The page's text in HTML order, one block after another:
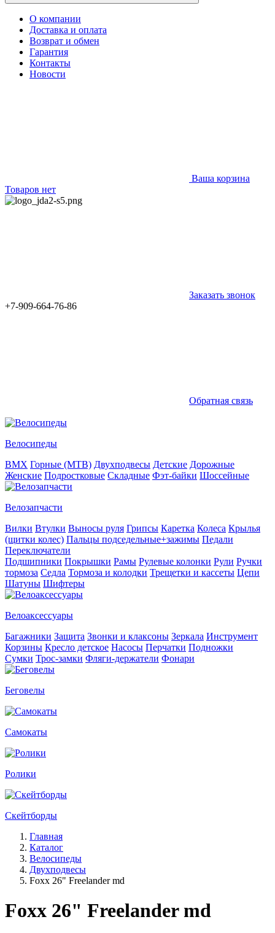
О компании
Доставка и оплата
Возврат и обмен
Гарантия
Контакты
Новости
Ваша корзина
Товаров нет
Заказать звонок
+7-909-664-76-86
Обратная связь
Велосипеды
BMX Горные (MTB) Двухподвесы Детские Дорожные
Женские Подростковые Складные Фэт-байки Шоссейные
Велозапчасти
Вилки Втулки Выносы руля Грипсы Каретка Колеса Крылья
(щитки колес) Пальцы подседельные+зажимы Педали
Переключатели
Подшипники Покрышки Рамы Рулевые колонки Рули Ручки
тормоза Седла Тормоза и колодки Трещетки и кассеты Цепи
Шатуны Шифтеры
Велоаксессуары
Багажники Защита Звонки и клаксоны Зеркала Инструмент
Корзины Кресло детское Насосы Перчатки Подножки
Сумки Трос-замки Фляги-держатели Фонари
Беговелы
Самокаты
Ролики
Скейтборды
Главная
Каталог
Велосипеды
Двухподвесы
Foxx 26" Freelander md
Foxx 26" Freelander md